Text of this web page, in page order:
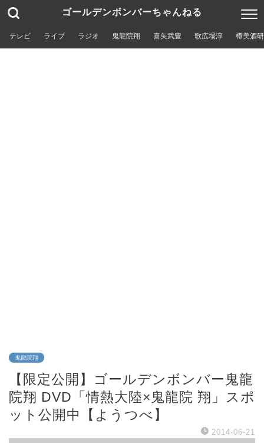
ゴールデンボンバーちゃんねる
テレビ ライブ ラジオ 鬼龍院翔 喜矢武豊 歌広場淳 樽美酒
鬼龍院翔
【限定公開】ゴールデンボンバー鬼龍
院翔 DVD「情熱大陸×鬼龍院 翔」スポ
ット公開中【ようつべ】
2014-06-21